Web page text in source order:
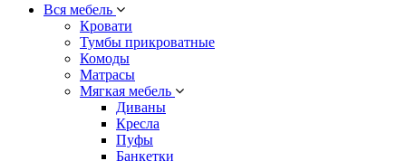
Вся мебель
Кровати
Тумбы прикроватные
Комоды
Матрасы
Мягкая мебель
Диваны
Кресла
Пуфы
Банкетки